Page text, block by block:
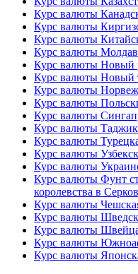
Курс валюты
Курс валюты
Курс валюты
Курс валюты
Курс валюты Новый
Курс валюты Новый
Курс валюты
Курс валюты
Курс валюты
Курс валюты
Курс валюты
Курс валюты
Курс валюты
Курс валюты Фунт
королевства в
Курс валюты
Курс валюты
Курс валюты
Курс валюты
Курс валюты